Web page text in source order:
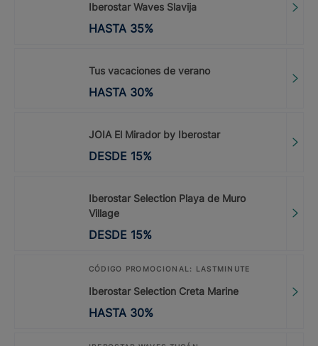
Iberostar Waves Slavija
HASTA 35%
Tus vacaciones de verano
HASTA 30%
JOIA El Mirador by Iberostar
DESDE 15%
Iberostar Selection Playa de Muro
Village
DESDE 15%
CÓDIGO PROMOCIONAL: LASTMINUTE
Iberostar Selection Creta Marine
HASTA 30%